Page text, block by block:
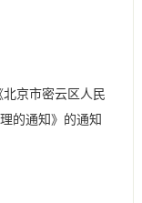
京市密云区人民
的通知》的通知